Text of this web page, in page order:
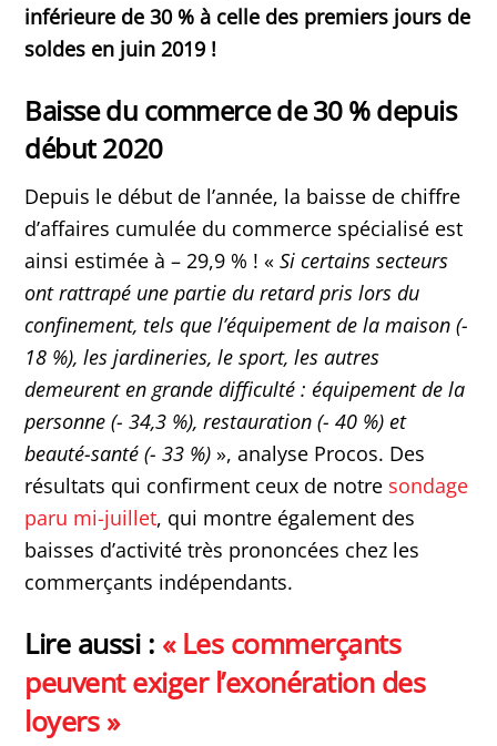
inférieure de 30 % à celle des premiers jours de
soldes en juin 2019 !
Baisse du commerce de 30 % depuis
début 2020
Depuis le début de l’année, la baisse de chiffre
d’affaires cumulée du commerce spécialisé est
ainsi estimée à – 29,9 % ! «Si certains secteurs
ont rattrapé une partie du retard pris lors du
confinement, tels que l’équipement de la maison (-
18 %), les jardineries, le sport, les autres
demeurent en grande difficulté : équipement de la
personne (- 34,3 %), restauration (- 40 %) et
beauté-santé (- 33 %) », analyse Procos. Des
résultats qui confirment ceux de notre sondage
paru mi-juillet, qui montre également des
baisses d’activité très prononcées chez les
commerçants indépendants.
Lire aussi : « Les commerçants
peuvent exiger l’exonération des
loyers »